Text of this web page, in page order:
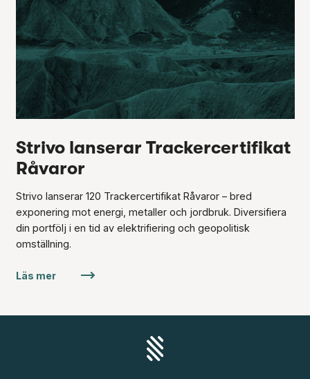
Strivo lanserar Trackercertifikat
Råvaror
Strivo lanserar 120 Trackercertifikat Råvaror – bred
exponering mot energi, metaller och jordbruk. Diversifiera
din portfölj i en tid av elektrifiering och geopolitisk
omställning.
Läs mer